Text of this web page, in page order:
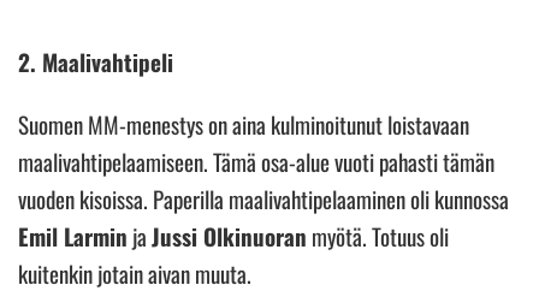
2. Maalivahtipeli
Suomen MM-menestys on aina kulminoitunut loistavaan
maalivahtipelaamiseen. Tämä osa-alue vuoti pahasti tämän
vuoden kisoissa. Paperilla maalivahtipelaaminen oli kunnossa
Emil Larmin jaJussi Olkinuoran myötä. Totuus oli
kuitenkin jotain aivan muuta.